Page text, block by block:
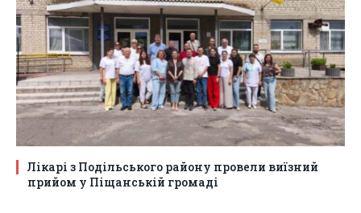
Лікарі з Подільського району провели виїзний
прийом у Піщанській громаді